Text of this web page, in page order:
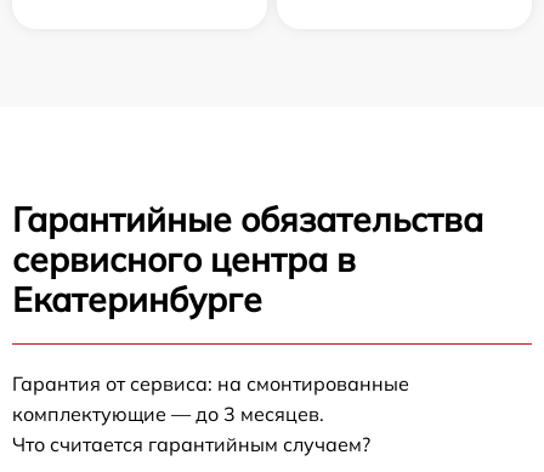
Гарантийные обязательства
сервисного центра в
Екатеринбурге
Гарантия от сервиса: на смонтированные
комплектующие — до 3 месяцев.
Что считается гарантийным случаем?